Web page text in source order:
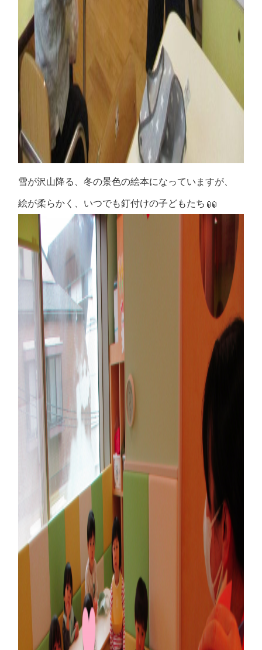
雪が沢山降る、冬の景色の絵本になっていますが、
絵が柔らかく、いつでも釘付けの子どもたち